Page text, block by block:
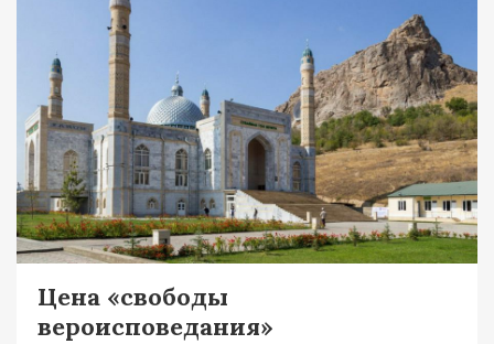
Цена «свободы
вероисповедания»